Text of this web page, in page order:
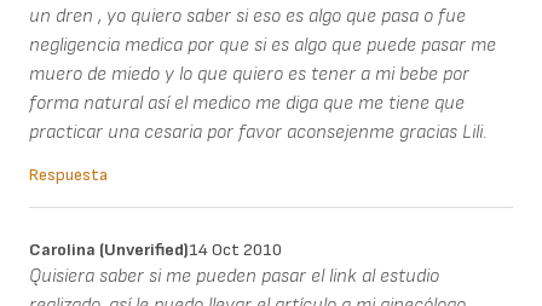
un dren , yo quiero saber si eso es algo que pasa o fue
negligencia medica por que si es algo que puede pasar me
muero de miedo y lo que quiero es tener a mi bebe por
forma natural así el medico me diga que me tiene que
practicar una cesaria por favor aconsejenme gracias Lili.
Respuesta
Carolina (unverified)14 Oct 2010
Quisiera saber si me pueden pasar el link al estudio